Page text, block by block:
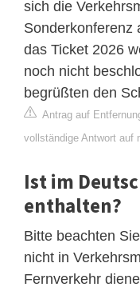
sich die
Sonderkonferenz
das Ticket 2026
noch nicht
begrüßten den
Antrag auf
vollständige Antwort auf
Ist im
enthalten?
Bitte beachten
nicht in
Fernverkehr